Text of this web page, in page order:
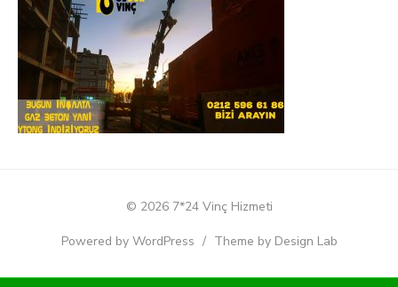
© 2026 7*24 Vinç Hizmeti
Powered by WordPress / Theme by Design Lab